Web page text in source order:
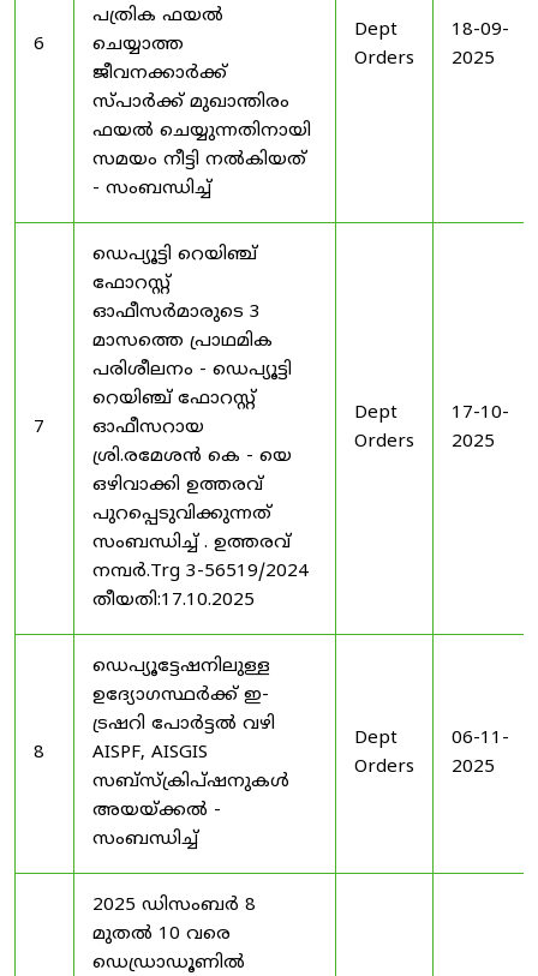
6
പത്രിക ഫയൽ
ചെയ്യാത്ത
ജീവനക്കാർക്ക്
സ്പാർക്ക് മുഖാന്തിരം
ഫയൽ ചെയ്യുന്നതിനായി
സമയം നീട്ടി നൽകിയത്
- സംബന്ധിച്ച്
Dept
Orders
18-09-
2025
7
ഡെപ്യൂട്ടി റെയിഞ്ച്
ഫോറസ്റ്റ്
ഓഫീസർമാരുടെ 3
മാസത്തെ പ്രാഥമിക
പരിശീലനം - ഡെപ്യൂട്ടി
റെയിഞ്ച് ഫോറസ്റ്റ്
ഓഫീസറായ
ശ്രി.രമേശൻ കെ - യെ
ഒഴിവാക്കി ഉത്തരവ്
പുറപ്പെടുവിക്കുന്നത്
സംബന്ധിച്ച് . ഉത്തരവ്
നമ്പർ.Trg 3-56519/2024
തീയതി:17.10.2025
Dept
Orders
17-10-
2025
8
ഡെപ്യൂട്ടേഷനിലുള്ള
ഉദ്യോഗസ്ഥർക്ക് ഇ-
ട്രഷറി പോർട്ടൽ വഴി
AISPF, AISGIS
സബ്‌സ്‌ക്രിപ്‌ഷനുകൾ
അയയ്ക്കൽ -
സംബന്ധിച്ച്
Dept
Orders
06-11-
2025
2025 ഡിസംബർ 8
മുതൽ 10 വരെ
ഡെഡ്രാഡൂണിൽ